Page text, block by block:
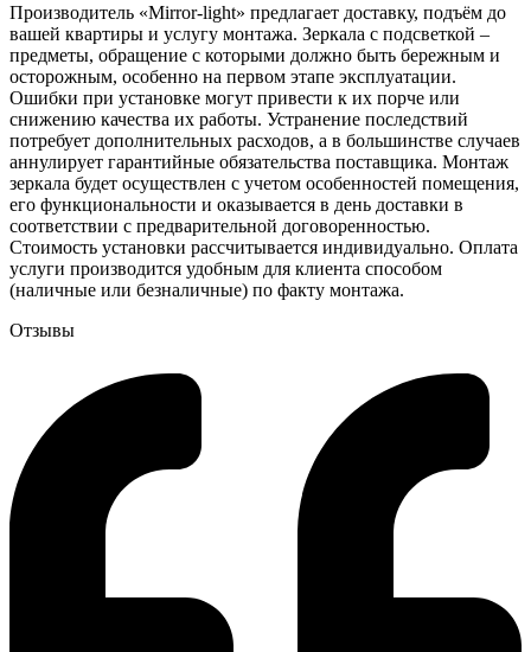
Производитель «Mirror-light» предлагает доставку, подъём до
вашей квартиры и услугу монтажа. Зеркала с подсветкой –
предметы, обращение с которыми должно быть бережным и
осторожным, особенно на первом этапе эксплуатации.
Ошибки при установке могут привести к их порче или
снижению качества их работы. Устранение последствий
потребует дополнительных расходов, а в большинстве случаев
аннулирует гарантийные обязательства поставщика. Монтаж
зеркала будет осуществлен с учетом особенностей помещения,
его функциональности и оказывается в день доставки в
соответствии с предварительной договоренностью.
Стоимость установки рассчитывается индивидуально. Оплата
услуги производится удобным для клиента способом
(наличные или безналичные) по факту монтажа.
Отзывы